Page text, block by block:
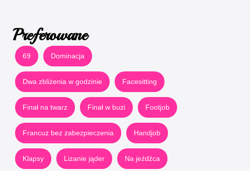
Preferowane
69 Dominacja
Dwa zbliżenia w godzinie Facesitting
Finał na twarz Finał w buzi Footjob
Francuz bez zabezpieczenia Handjob
Klapsy Lizanie jąder Na jeźdźca